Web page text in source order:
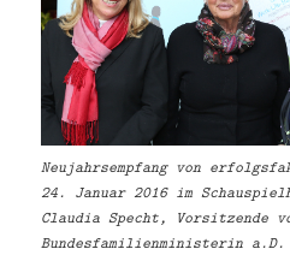
Neujahrsempfang von
24. Januar 2016 im
Claudia Specht, Vorsitzende
Bundesfamilienministerin